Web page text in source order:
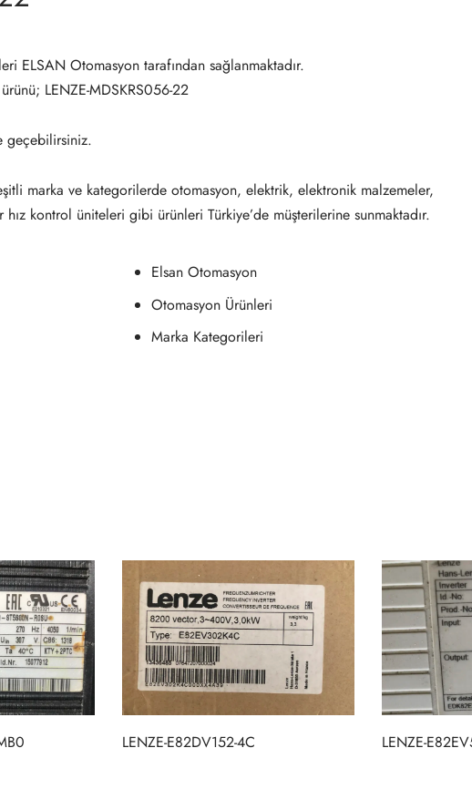
ELSAN Otomasyon tarafından sağlanmaktadır.
LENZE-MDSKRS056-22
geçebilirsiniz.
marka ve kategorilerde otomasyon, elektrik, elektronik malzemeler,
kontrol üniteleri gibi ürünleri Türkiye’de müşterilerine sunmaktadır.
Elsan Otomasyon
Otomasyon Ürünleri
Marka Kategorileri
LENZE-E82DV152-4C LENZE-